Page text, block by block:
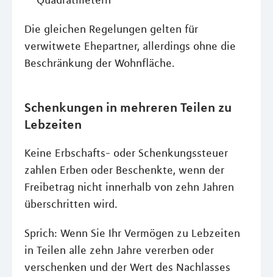
Die gleichen Regelungen gelten für
verwitwete Ehepartner, allerdings ohne die
Beschränkung der Wohnfläche.
Schenkungen in mehreren Teilen zu
Lebzeiten
Keine Erbschafts- oder Schenkungssteuer
zahlen Erben oder Beschenkte, wenn der
Freibetrag nicht innerhalb von zehn Jahren
überschritten wird.
Sprich: Wenn Sie Ihr Vermögen zu Lebzeiten
in Teilen alle zehn Jahre vererben oder
verschenken und der Wert des Nachlasses